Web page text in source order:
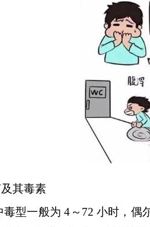
其毒素
毒型一般为 4～72 小时 ，偶